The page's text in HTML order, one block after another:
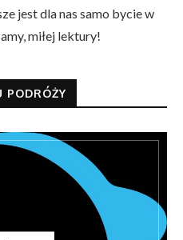
jest dla nas samo bycie w
miłej lektury!
PODRÓŻY